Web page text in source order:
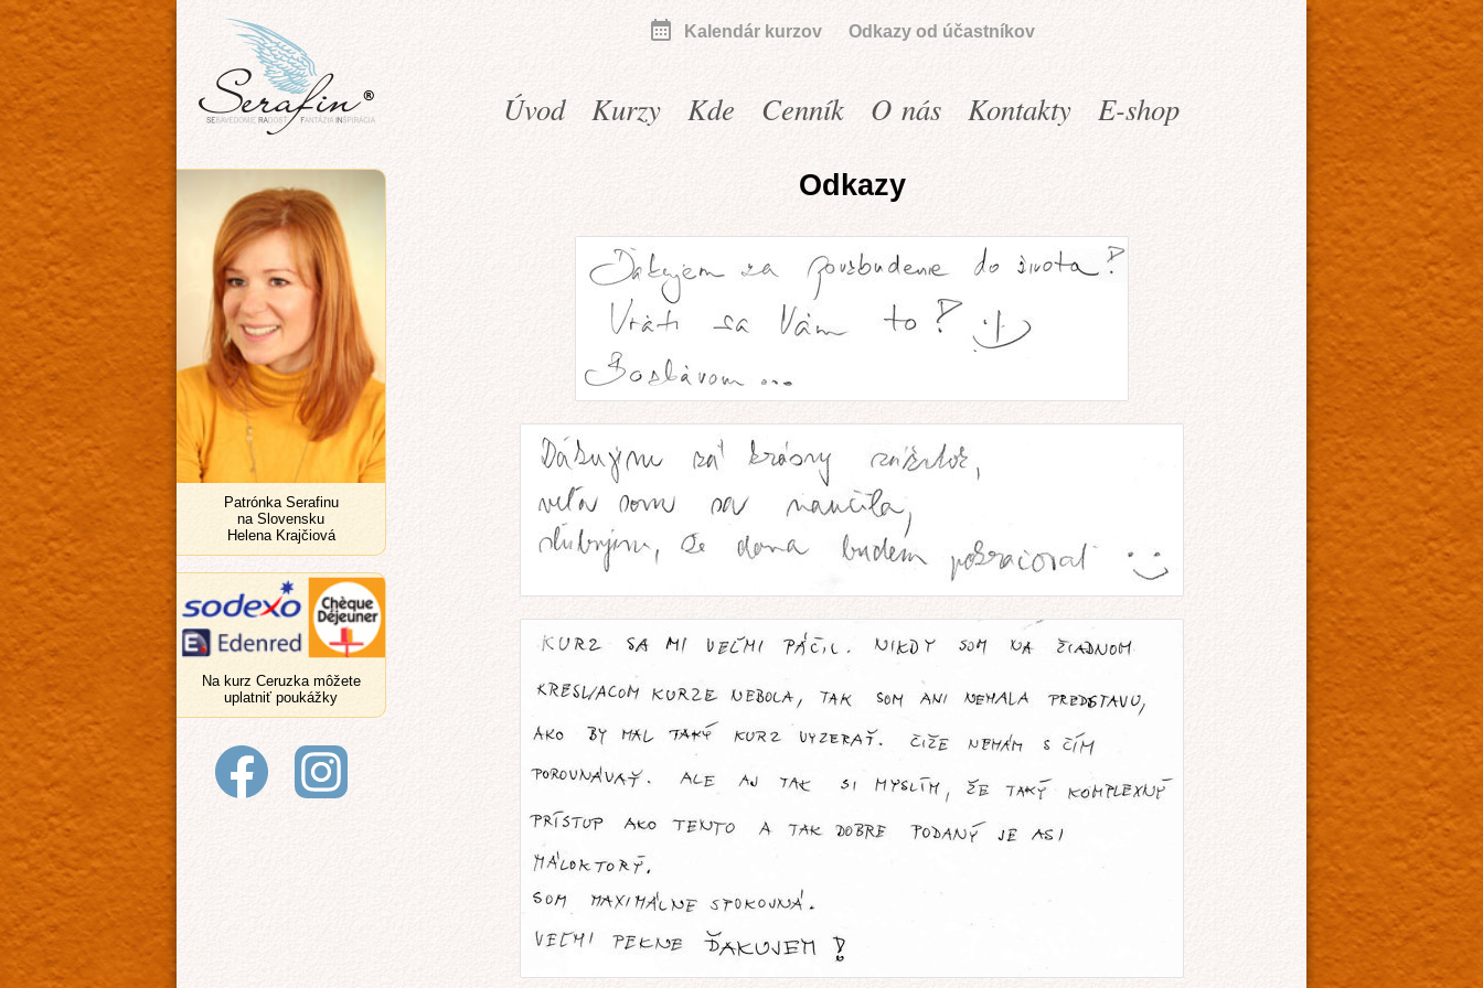
Kalendár kurzov Odkazy od účastníkov
Úvod Kurzy Kde Cenník O nás Kontakty E-shop
Odkazy
Patrónka Serafinu
na Slovensku
Helena Krajčiová
Na kurz Ceruzka môžete
uplatniť poukážky